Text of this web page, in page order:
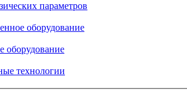
параметров
оборудование
оборудование
технологии